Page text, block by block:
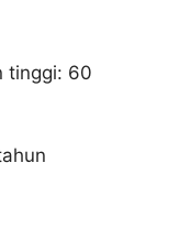
tinggi: 60